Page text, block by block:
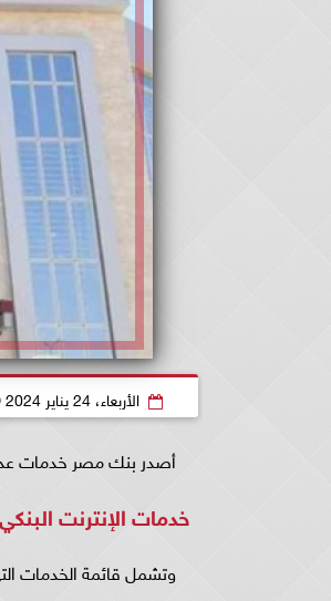
الأربعاء، 24 يناير 2024
أصدر بنك مصر خدمات
خدمات الإنترنت
وتشمل قائمة الخدمات